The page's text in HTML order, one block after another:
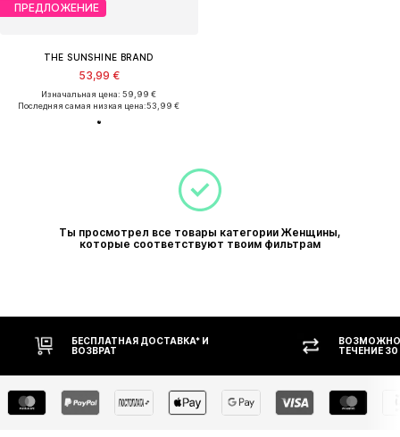
ПРЕДЛОЖЕНИЕ
THE SUNSHINE BRAND
53,99 €
Изначальная цена: 59,99 €
Последняя самая низкая цена:53,99 €
Ты просмотрел все товары категории Женщины,
которые соответствуют твоим фильтрам
И
ВОЗМОЖНОСТЬ ВОЗВРАТА В